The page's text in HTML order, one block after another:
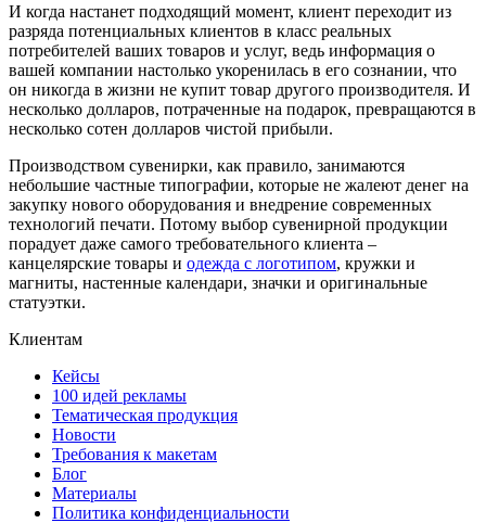
И когда настанет подходящий момент, клиент переходит из
разряда потенциальных клиентов в класс реальных
потребителей ваших товаров и услуг, ведь информация о
вашей компании настолько укоренилась в его сознании, что
он никогда в жизни не купит товар другого производителя. И
несколько долларов, потраченные на подарок, превращаются в
несколько сотен долларов чистой прибыли.
Производством сувенирки, как правило, занимаются
небольшие частные типографии, которые не жалеют денег на
закупку нового оборудования и внедрение современных
технологий печати. Потому выбор сувенирной продукции
порадует даже самого требовательного клиента –
канцелярские товары и одежда с логотипом, кружки и
магниты, настенные календари, значки и оригинальные
статуэтки.
Клиентам
Кейсы
100 идей рекламы
Тематическая продукция
Новости
Требования к макетам
Блог
Материалы
Политика конфиденциальности